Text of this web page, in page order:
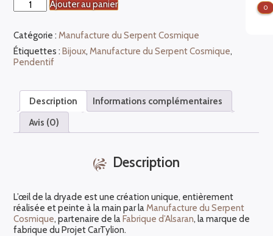
0
quantité
de
de
dryade
Ajouter au panier
Catégorie :Manufacture du Serpent Cosmique
Étiquettes :Bijoux,Manufacture du Serpent Cosmique,
Pendentif
Description
Informations complémentaires
Avis (0)
Description
L’œil de la dryade est une création unique, entièrement
réalisée et peinte à la main par laManufacture du Serpent
Cosmique, partenaire de laFabrique d’Alsaran, la marque de
fabrique du Projet CarTylion.